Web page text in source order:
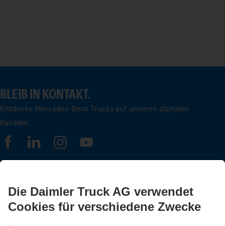
BLEIB IN KONTAKT.
Entdecke Mercedes-Benz Trucks auf unseren digitalen
Kanälen.